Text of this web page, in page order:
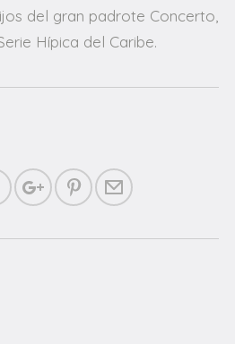
del gran padrote Concerto,
Hípica del Caribe.